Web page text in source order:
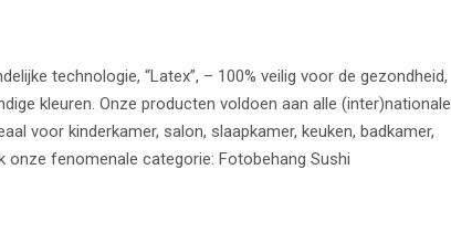
technologie, “Latex”, – 100% veilig voor de gezondheid,
kleuren. Onze producten voldoen aan alle (inter)nationale
voor kinderkamer, salon, slaapkamer, keuken, badkamer,
onze fenomenale categorie: Fotobehang Sushi